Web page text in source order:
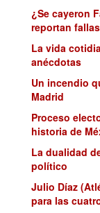
¿Se cayeron
reportan
La vida
anécdotas
Un incendio
Madrid
Proceso
historia de
La dualidad
político
Julio Díaz
para las